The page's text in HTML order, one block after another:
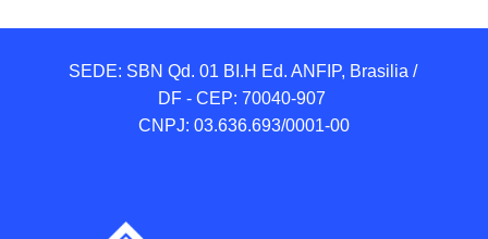
SEDE: SBN Qd. 01 BI.H Ed. ANFIP, Brasilia /
DF - CEP: 70040-907
CNPJ: 03.636.693/0001-00